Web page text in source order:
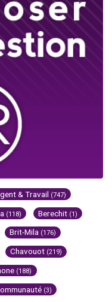
& Travail (747)
(118) Berechit (1)
Brit-Mila (176)
Chavouot (219)
(188)
(3)